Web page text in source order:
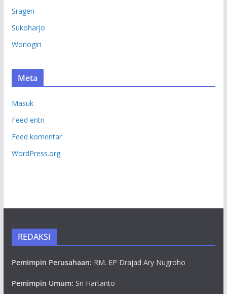
Sragen
Sukoharjo
Wonogiri
Meta
Masuk
Feed entri
Feed komentar
WordPress.org
REDAKSI
Pemimpin Perusahaan: RM. EP Drajad Ary Nugroho
Pemimpin Umum: Sri Hartanto